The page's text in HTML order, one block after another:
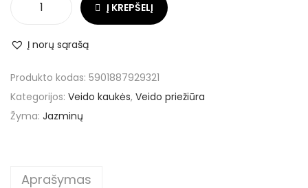
Į KREPŠELĮ
Į norų sąrašą
Produkto kodas: 5901887929321
Kategorijos: Veido kaukės, Veido priežiūra
Žyma: Jazminų
Aprašymas